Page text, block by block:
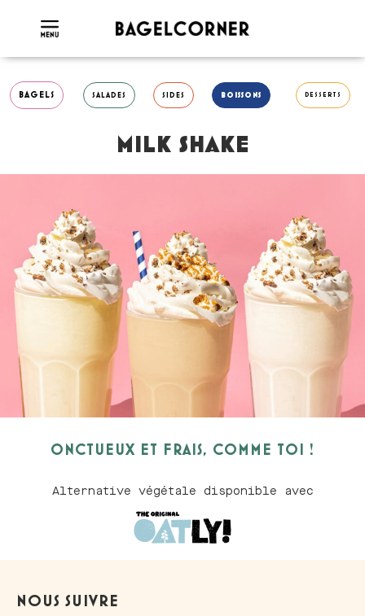
BAGELS SALADES SIDES BOISSONS DESSERTS
MILK SHAKE
ONCTUEUX ET FRAIS, COMME TOI !
Alternative végétale disponible avec
NOUS SUIVRE